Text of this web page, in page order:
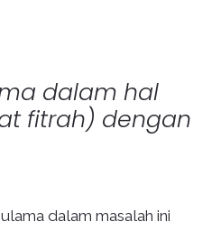
dalam hal
fitrah) dengan
dalam masalah ini